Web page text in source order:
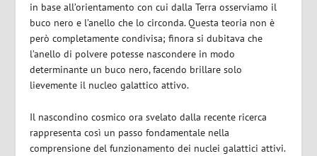
in base all’orientamento con cui dalla Terra osserviamo il
buco nero e l’anello che lo circonda.Questa teoria non è
però completamente condivisa; finora si dubitava che
l’anello di polvere potesse nascondere in modo
determinante un buco nero, facendo brillare solo
lievemente il nucleo galattico attivo.
Il nascondino cosmico ora svelato dalla recente ricerca
rappresenta così un passo fondamentale nella
comprensione del funzionamento dei nuclei galattici attivi.